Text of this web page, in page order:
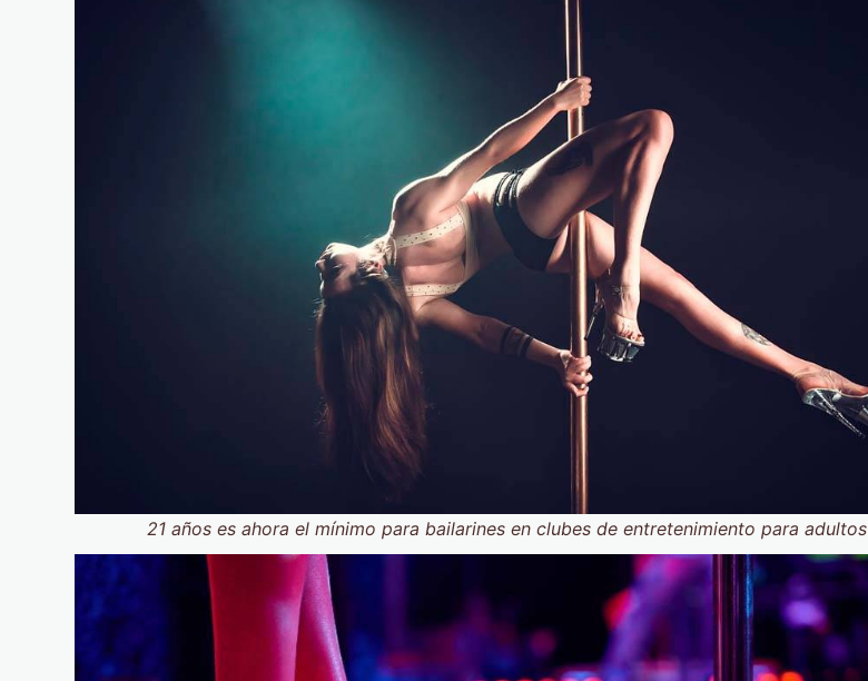
21 años es ahora el mínimo para bailarines en clubes de entretenimiento para adultos